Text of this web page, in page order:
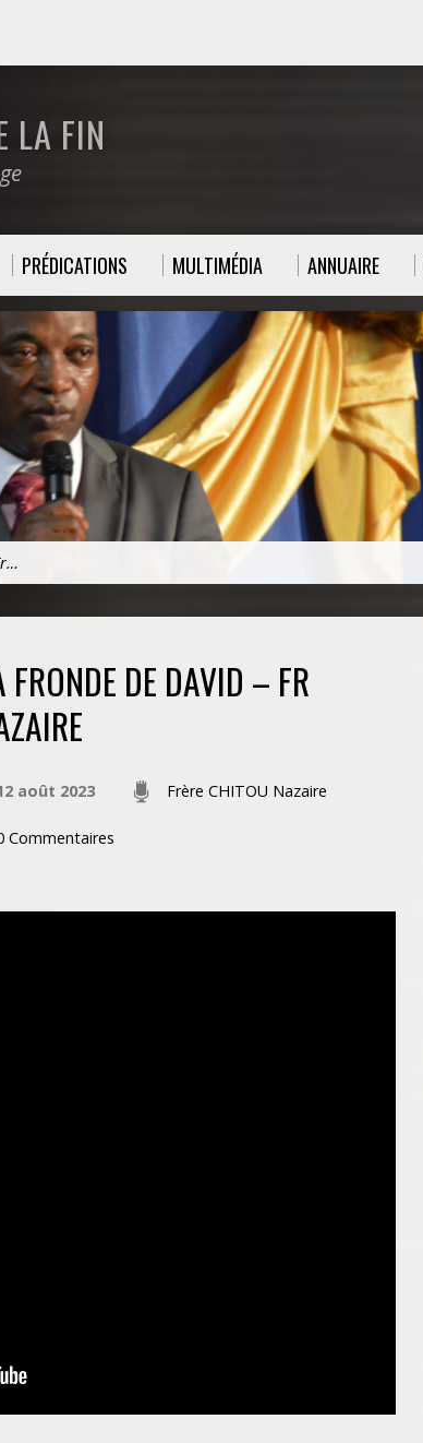
LA FIN
PRÉDICATIONS MULTIMÉDIA ANNUAIRE
FRONDE DE DAVID – FR
août 2023 Frère CHITOU Nazaire
Commentaires